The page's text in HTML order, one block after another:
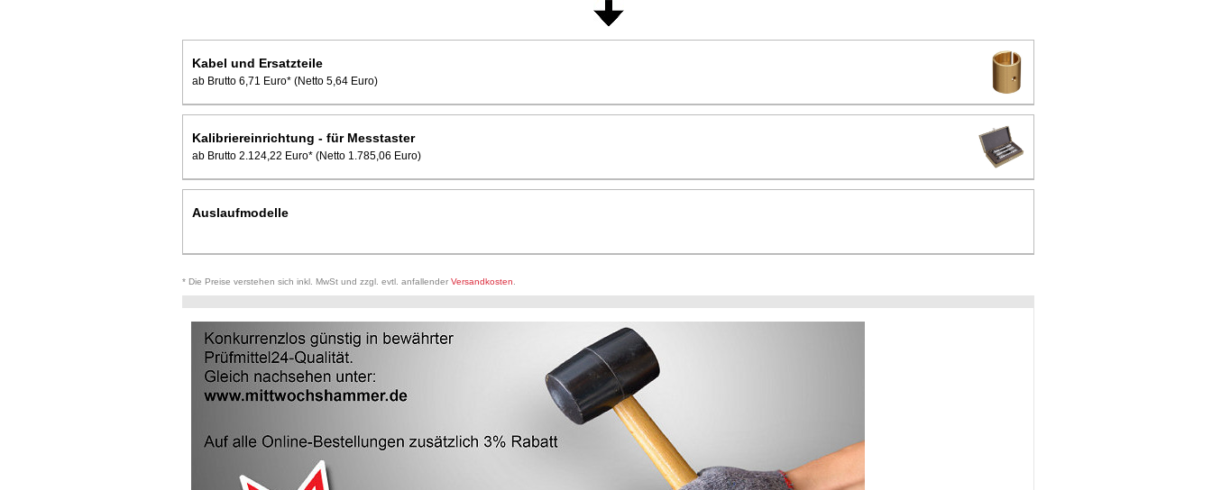
Kabel und Ersatzteile
ab Brutto 6,71 Euro* (Netto 5,64 Euro)
Kalibriereinrichtung - für Messtaster
ab Brutto 2.124,22 Euro* (Netto 1.785,06 Euro)
Auslaufmodelle
* Die Preise verstehen sich inkl. MwSt und zzgl. evtl. anfallender Versandkosten